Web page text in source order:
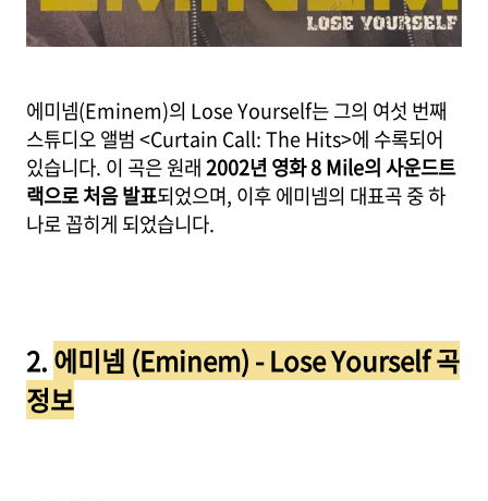
에미넴(Eminem)의 Lose Yourself는 그의 여섯 번째
스튜디오 앨범 <Curtain Call: The Hits>에 수록되어
있습니다. 이 곡은 원래2002년 영화 8 Mile의 사운드트
랙으로 처음 발표되었으며, 이후 에미넴의 대표곡 중 하
나로 꼽히게 되었습니다.
2.에미넴 (Eminem) - Lose Yourself 곡
정보